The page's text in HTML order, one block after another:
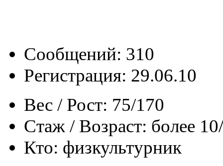
Сообщений: 310
Регистрация: 29.06.10
Вес / Рост: 75/170
Стаж / Возраст: более
Кто: физкультурник